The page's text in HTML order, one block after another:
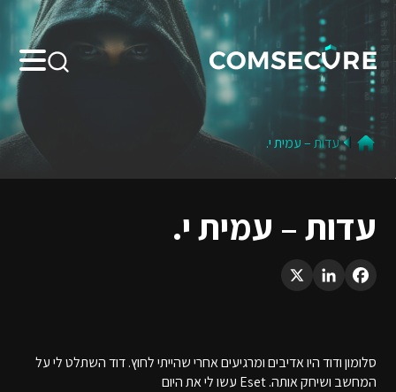
Search:
עדות – עמית י.
עדות – עמית י.
Facebook
LinkedIn
X
סלומון ודוד היו אדיבים ומרגיעים אחרי שהייתי לחוץ. דוד השתלט לי על
המחשב ושיחק אותה. Eset עשו לי את היום